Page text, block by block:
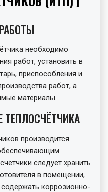
необходимо
работ, установить в
приспособления и
работ, а
материалы.
ТЕПЛОСЧЁТЧИКА
производится
следует хранить
в помещении,
коррозионно-